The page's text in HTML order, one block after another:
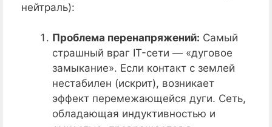
нейтраль):
Проблема перенапряжений: Самый
страшный враг IT-сети — «дуговое
замыкание». Если контакт с землей
нестабилен (искрит), возникает
эффект перемежающейся дуги. Сеть,
обладающая индуктивностью и